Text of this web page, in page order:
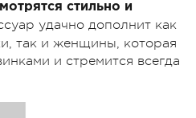
стильно и
удачно дополнит как
так и женщины, которая
и стремится всегда